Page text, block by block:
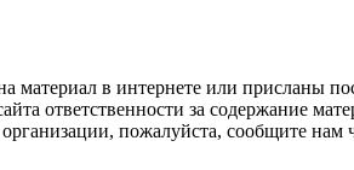
в интернете или присланы
ответственности за содержание
пожалуйста, сообщите нам